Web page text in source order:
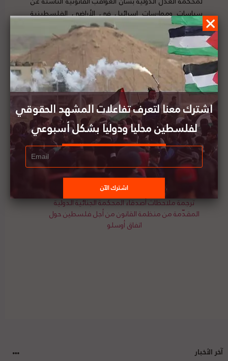
سياسات وممارسات إسرائيل في الأراضي الفلسطينية
المحتلة، بما في ذلك القدس الشرقية، والذي صدر عن
المحكمة في 19 تموز (يوليو) 2024.
وفرت المناقشة، التي ضمت محامين وعلماء دوليين بارزين،
منصة قيمة لتحليل رأي المحكمة، وفحص الأسباب الجذرية
للاحتلال الإسرائيلي المطول، واستكشاف دور القانون
الدولي في فرض المساءلة.
تقرير المشهد الحقوقي لفلسطين العدد (245) || 8 –
14 سبتمبر/أيلول 2024
ترجمة ملاحظات أصدقاء المحكمة الجنائية الدولية
المقدّمة من منظمة القانون من أجل فلسطين حول
اتفاق أوسلو
آخر الأخبار
اشترك معنا لتعرف تفاعلات المشهد الحقوقي
لفلسطين محليا ودوليا بشكل أسبوعي